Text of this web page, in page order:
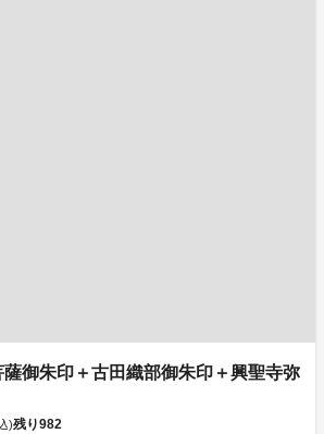
薩御朱印＋古田織部御朱印＋興聖寺弥
)残り982